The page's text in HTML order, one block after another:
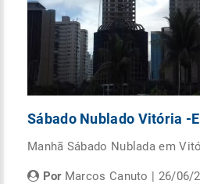
Sábado Nublado Vitória -
Manhã Sábado Nublada em
PorMarcos Canuto | 26/06/